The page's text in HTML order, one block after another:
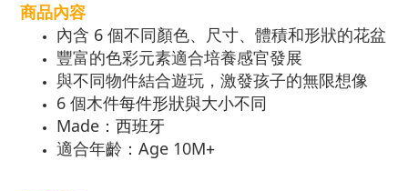
商品內容
內含 6 個不同顏色、尺寸、體積和形狀的花盆
豐富的色彩元素適合培養感官發展
與不同物件結合遊玩，激發孩子的無限想像
6 個木件每件形狀與大小不同
Made： 西班牙
適合年齡：Age 10M+